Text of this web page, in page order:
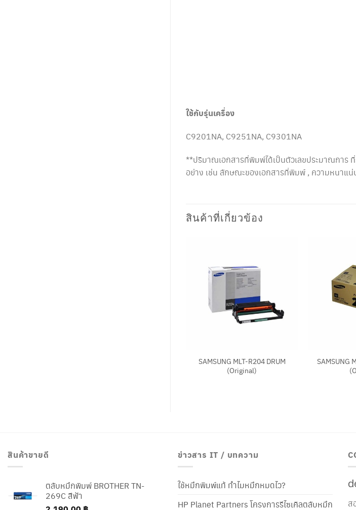
ใช้กับรุ่นเครื่อง
C9201NA, C9251NA, C9301NA
**ปริมาณเอกสารที่พิมพ์ได้เป็นตัวเลขประมาณการ
อย่าง เช่น ลักษณะของเอกสารที่พิมพ์ , ความหนาแ
สินค้าที่เกี่ยวข้อง
SAMSUNG MLT-R204 DRUM
(Original)
SAMSUNG
สินค้าขายดี
ตลับหมึกพิมพ์ BROTHER TN-
269C สีฟ้า
ข่าวสาร IT / บทความ
ใช้หมึกพิมพ์แท้ ทำไมหมึกหมดไว?
HP Planet Partners โครงการรีไซเคิลตลับหมึก
ส